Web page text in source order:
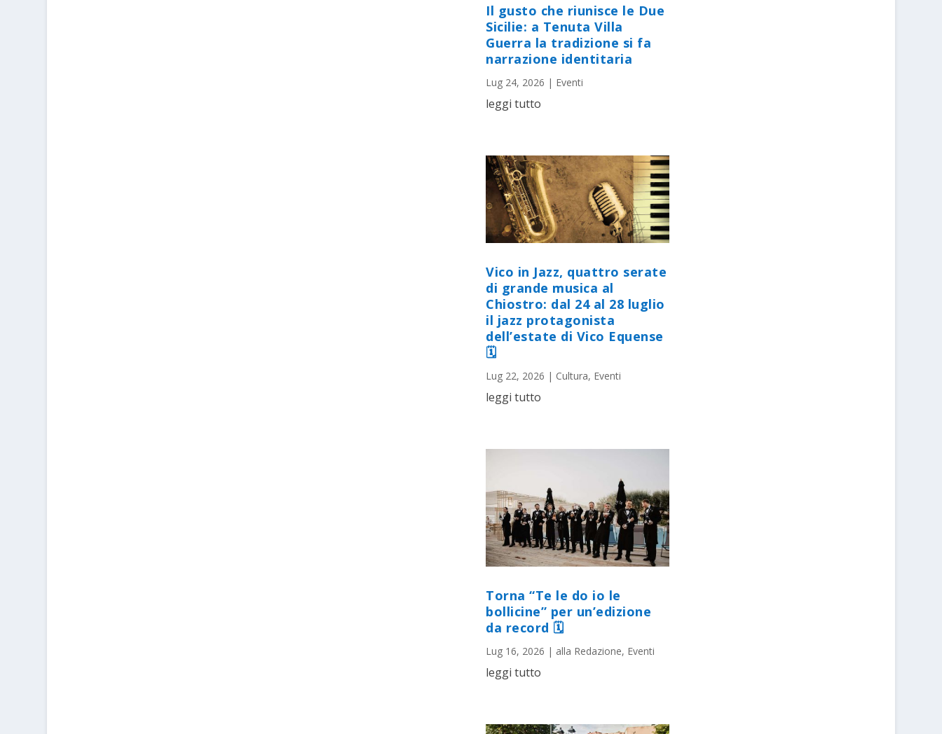
Il gusto che riunisce le Due
Sicilie: a Tenuta Villa
Guerra la tradizione si fa
narrazione identitaria
Lug 24, 2026 | Eventi
leggi tutto
Vico in Jazz, quattro serate
di grande musica al
Chiostro: dal 24 al 28 luglio
il jazz protagonista
dell’estate di Vico Equense
🗓
Lug 22, 2026 | Cultura, Eventi
leggi tutto
Torna “Te le do io le
bollicine” per un’edizione
da record 🗓
Lug 16, 2026 | alla Redazione, Eventi
leggi tutto